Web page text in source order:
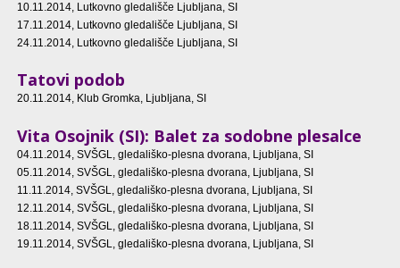
10.11.2014, Lutkovno gledališče Ljubljana, SI
17.11.2014, Lutkovno gledališče Ljubljana, SI
24.11.2014, Lutkovno gledališče Ljubljana, SI
Tatovi podob
20.11.2014, Klub Gromka, Ljubljana, SI
Vita Osojnik (SI): Balet za sodobne plesalce
04.11.2014, SVŠGL, gledališko-plesna dvorana, Ljubljana, SI
05.11.2014, SVŠGL, gledališko-plesna dvorana, Ljubljana, SI
11.11.2014, SVŠGL, gledališko-plesna dvorana, Ljubljana, SI
12.11.2014, SVŠGL, gledališko-plesna dvorana, Ljubljana, SI
18.11.2014, SVŠGL, gledališko-plesna dvorana, Ljubljana, SI
19.11.2014, SVŠGL, gledališko-plesna dvorana, Ljubljana, SI